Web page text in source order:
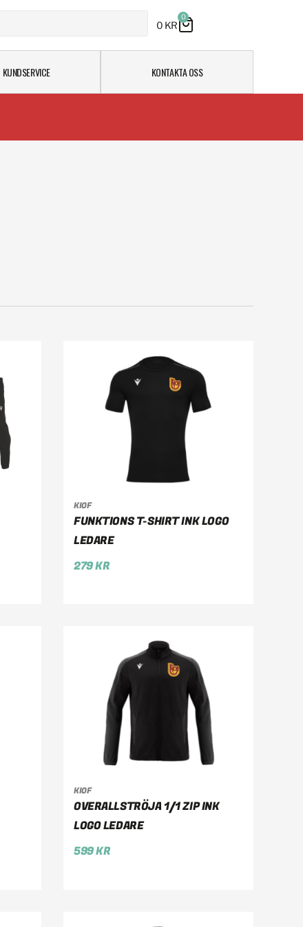
0 KR
0
KUNDSERVICE KONTAKTA OSS
KIOF
FUNKTIONS T-SHIRT INK LOGO
LEDARE
279KR
VÄLJ ALTERNATIV
KIOF
OVERALLSTRÖJA 1/1 ZIP INK
LOGO LEDARE
599KR
VÄLJ ALTERNATIV